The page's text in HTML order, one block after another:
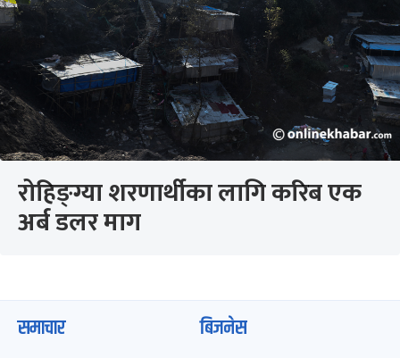
रोहिङ्ग्या शरणार्थीका लागि करिब एक
अर्ब डलर माग
समाचार बिजनेस